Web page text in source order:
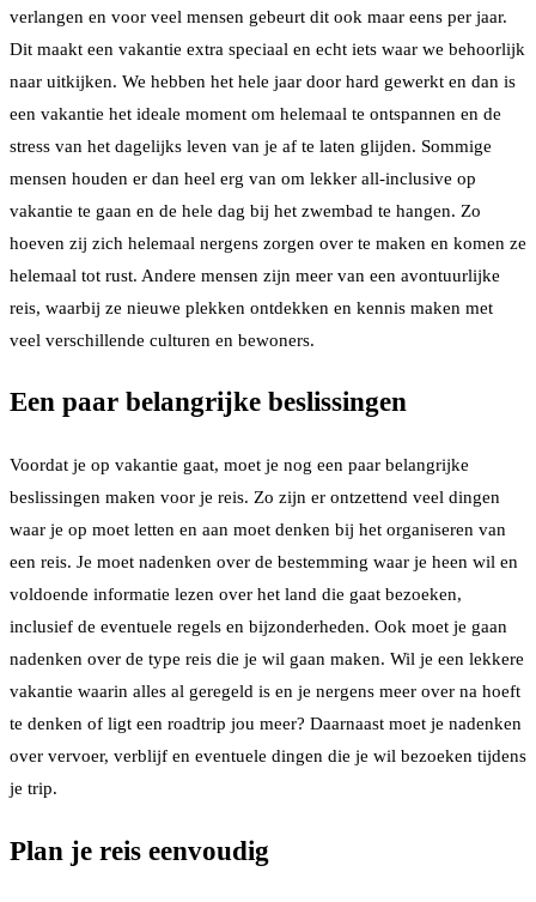
verlangen en voor veel mensen gebeurt dit ook maar eens per jaar.
Dit maakt een vakantie extra speciaal en echt iets waar we behoorlijk
naar uitkijken. We hebben het hele jaar door hard gewerkt en dan is
een vakantie het ideale moment om helemaal te ontspannen en de
stress van het dagelijks leven van je af te laten glijden. Sommige
mensen houden er dan heel erg van om lekker all-inclusive op
vakantie te gaan en de hele dag bij het zwembad te hangen. Zo
hoeven zij zich helemaal nergens zorgen over te maken en komen ze
helemaal tot rust. Andere mensen zijn meer van een avontuurlijke
reis, waarbij ze nieuwe plekken ontdekken en kennis maken met
veel verschillende culturen en bewoners.
Een paar belangrijke beslissingen
Voordat je op vakantie gaat, moet je nog een paar belangrijke
beslissingen maken voor je reis. Zo zijn er ontzettend veel dingen
waar je op moet letten en aan moet denken bij het organiseren van
een reis. Je moet nadenken over de bestemming waar je heen wil en
voldoende informatie lezen over het land die gaat bezoeken,
inclusief de eventuele regels en bijzonderheden. Ook moet je gaan
nadenken over de type reis die je wil gaan maken. Wil je een lekkere
vakantie waarin alles al geregeld is en je nergens meer over na hoeft
te denken of ligt een roadtrip jou meer? Daarnaast moet je nadenken
over vervoer, verblijf en eventuele dingen die je wil bezoeken tijdens
je trip.
Plan je reis eenvoudig